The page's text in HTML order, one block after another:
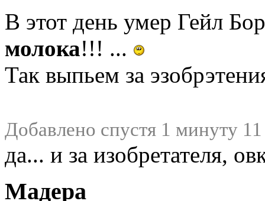
В этот день умер Гейл
молока!!! ...
Так выпьем за
Добавлено спустя 1 минуту
да... и за изобретателя,
Мадера